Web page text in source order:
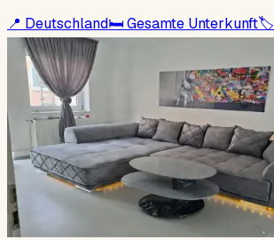
📍 Deutschland🛏Gesamte Unterkunft🏷